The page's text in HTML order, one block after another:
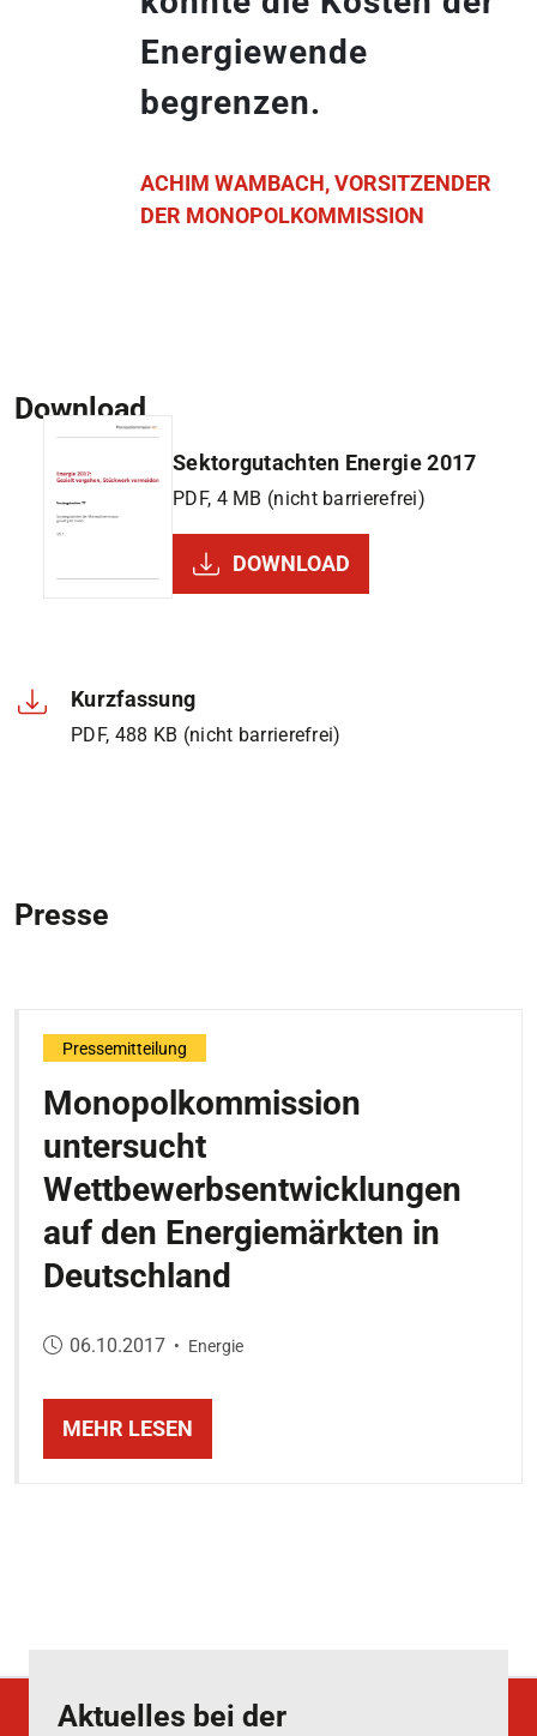
Energiewende
begrenzen.
ACHIM WAMBACH, VORSITZENDER
DER MONOPOLKOMMISSION
Download
Sektorgutachten Energie 2017
PDF, 4 MB (nicht barrierefrei)
DOWNLOAD
Kurzfassung
PDF, 488 KB (nicht barrierefrei)
Presse
Monopolkommission
untersucht
Wettbewerbsentwicklungen
auf den Energiemärkten in
Deutschland
Veröffentlicht am:
06.10.2017 • Energie
Pressemitteilung
MEHR LESEN
Aktuelles bei der